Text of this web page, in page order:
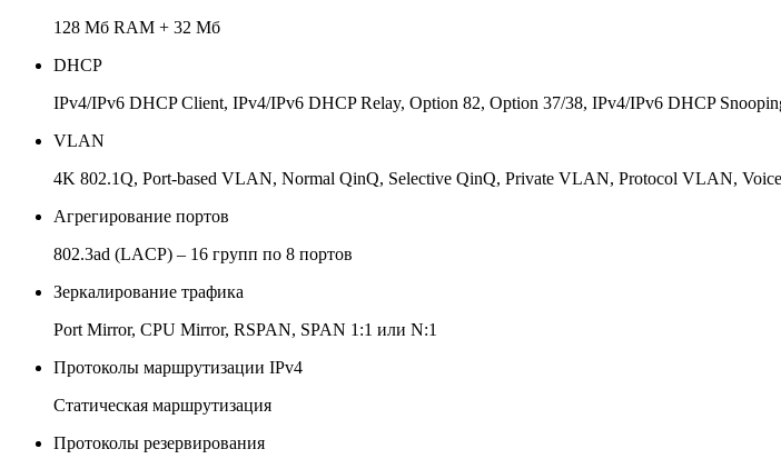
128 Мб RAM + 32 Мб
DHCP
IPv4/IPv6 DHCP Client, IPv4/IPv6 DHCP Relay, Option 82, Option 37/38, IPv4/IPv6 DHCP
VLAN
4K 802.1Q, Port-based VLAN, Normal QinQ, Selective QinQ, Private VLAN, Protocol VLAN,
Агрегирование портов
802.3ad (LACP) – 16 групп по 8 портов
Зеркалирование трафика
Port Mirror, CPU Mirror, RSPAN, SPAN 1:1 или N:1
Протоколы маршрутизации IPv4
Статическая маршрутизация
Протоколы резервирования